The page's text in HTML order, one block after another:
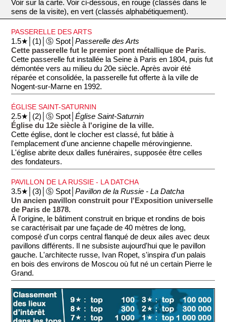
Voir sur la carte. Voir ci-dessous, en rouge (classés dans le
sens de la visite), en vert (classés alphabétiquement).
PASSERELLE DES ARTS
1.5★│(1)│Ⓢ Spot│Passerelle des Arts
Cette passerelle fut le premier pont métallique de Paris.
Cette passerelle fut installée la Seine à Paris en 1804, puis fut
démontée vers au milieu du 20e siècle. Après avoir été
réparée et consolidée, la passerelle fut offerte à la ville de
Nogent-sur-Marne en 1992.
ÉGLISE SAINT-SATURNIN
2.5★│(2)│Ⓢ Spot│Église Saint-Saturnin
Église du 12e siècle à l'origine de la ville.
Cette église, dont le clocher est classé, fut bâtie à
l'emplacement d'une ancienne chapelle mérovingienne.
L'église abrite deux dalles funéraires, supposée être celles
des fondateurs.
PAVILLON DE LA RUSSIE - LA DATCHA
3.5★│(3)│Ⓢ Spot│Pavillon de la Russie - La Datcha
Un ancien pavillon construit pour l'Exposition universelle
de Paris de 1878.
À l'origine, le bâtiment construit en brique et rondins de bois
se caractérisait par une façade de 40 mètres de long,
composé d'un corps central flanqué de deux ailes avec deux
pavillons différents. Il ne subsiste aujourd'hui que le pavillon
gauche. L'architecte russe, Ivan Ropet, s'inspira d'un palais
en bois des environs de Moscou où fut né un certain Pierre le
Grand.